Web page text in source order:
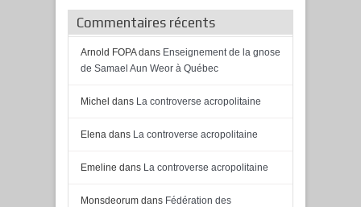
Commentaires récents
Arnold FOPAdans Enseignement de la gnose
de Samael Aun Weor à Québec
Michel dans La controverse acropolitaine
Elena dans La controverse acropolitaine
Emeline dans La controverse acropolitaine
Monsdeorum dans Fédération des